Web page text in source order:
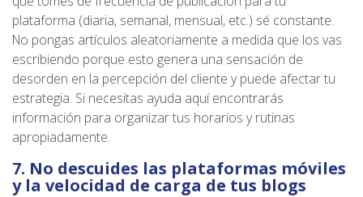
plataforma (diaria, semanal, mensual, etc.) sé constante.
No pongas artículos aleatoriamente a medida que los vas
escribiendo porque esto genera una sensación de
desorden en la percepción del cliente y puede afectar tu
estrategia. Si necesitas ayuda aquí encontrarás
información para organizar tus horarios y rutinas
apropiadamente.
7. No descuides las plataformas móviles
y la velocidad de carga de tus blogs